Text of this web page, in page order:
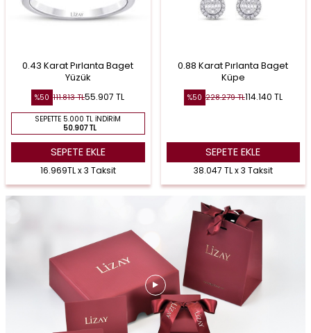
0.43 Karat Pırlanta Baget
Yüzük
%50 111.813TL55.907 TL
SEPETTE 5.000 TL İNDIRIM
50.907 TL
SEPETE EKLE
16.969TL x 3 Taksit
0.88 Karat Pırlanta Baget
Küpe
%50 228.279TL114.140 TL
SEPETE EKLE
38.047 TL x 3 Taksit